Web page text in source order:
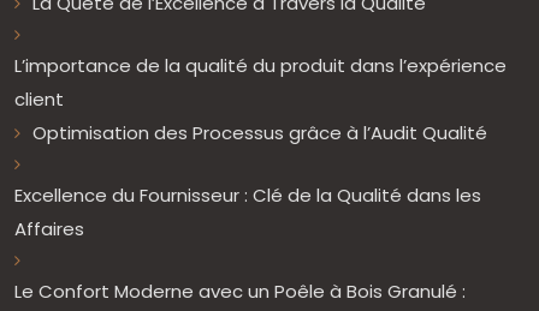
L’importance de la qualité du produit dans l’expérience
client
Optimisation des Processus grâce à l’Audit Qualité
Excellence du Fournisseur : Clé de la Qualité dans les
Affaires
Le Confort Moderne avec un Poêle à Bois Granulé :